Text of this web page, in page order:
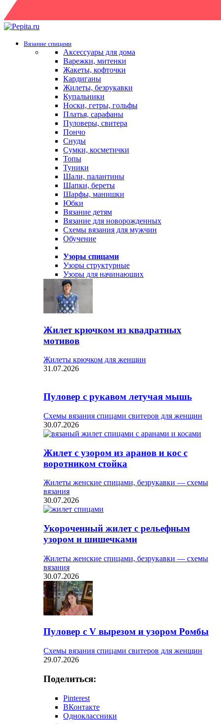
Вязание спицами
Аксессуары для дома
Варежки, митенки
Жакеты, кофточки
Кардиганы
Жилеты, безрукавки
Купальники
Носки, гетры, гольфы
Платья, сарафаны
Пуловеры, свитера
Пончо
Снуды
Сумки, косметички
Топы
Туники
Шали, палантины
Шапки, береты
Шарфы, манишки
Юбки
Вязание детям
Вязание для новорожденных
Схемы вязания для мужчин
Обучение
Узоры спицами
Узоры структурные
Узоры для начинающих
Жилет крючком из квадратных
мотивов
Жилеты крючком для женщин
31.07.2026
Пуловер с рукавом летучая мышь
Схемы вязания спицами свитеров для женщин
30.07.2026
Жилет с узором из аранов и кос с
воротником стойка
Жилеты женские спицами, безрукавки — схемы
вязания
30.07.2026
Укороченный жилет с рельефным
узором и шишечками
Жилеты женские спицами, безрукавки — схемы
вязания
30.07.2026
Пуловер с V вырезом и узором Ромбы
Схемы вязания спицами свитеров для женщин
29.07.2026
Поделиться:
Pinterest
ВКонтакте
Одноклассники